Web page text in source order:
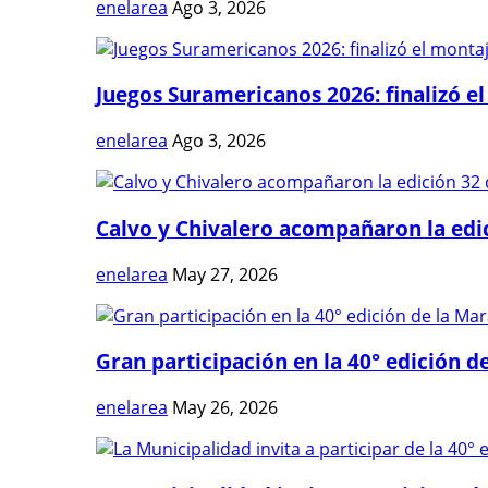
enelarea Ago 3, 2026
Juegos Suramericanos 2026: finalizó
enelarea Ago 3, 2026
Calvo y Chivalero acompañaron la
enelarea May 27, 2026
Gran participación en la 40° edición
enelarea May 26, 2026